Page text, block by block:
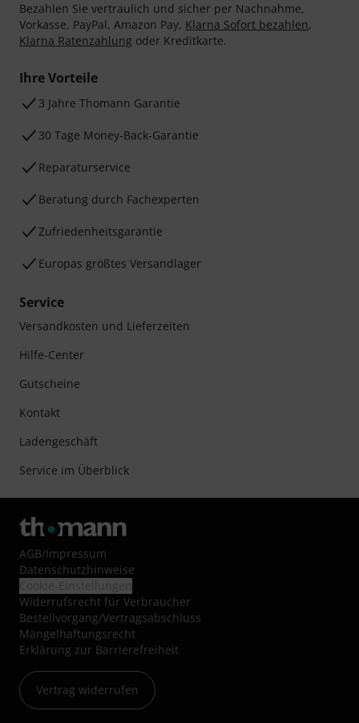
Bezahlen Sie vertraulich und sicher per Nachnahme,
Vorkasse, PayPal, Amazon Pay, Klarna Sofort bezahlen,
Klarna Ratenzahlung oder Kreditkarte.
Ihre Vorteile
3 Jahre Thomann Garantie
30 Tage Money-Back-Garantie
Reparaturservice
Beratung durch Fachexperten
Zufriedenheitsgarantie
Europas größtes Versandlager
Service
Versandkosten und Lieferzeiten
Hilfe-Center
Gutscheine
Kontakt
Ladengeschäft
Service im Überblick
AGB/Impressum
Datenschutzhinweise
Widerrufsrecht für Verbraucher
Bestellvorgang/Vertragsabschluss
Mängelhaftungsrecht
Erklärung zur Barrierefreiheit
Vertrag widerrufen